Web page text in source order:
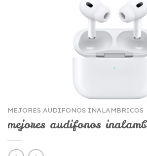
MEJORES AUDIFONOS INALAMBRICOS
mejores audifonos